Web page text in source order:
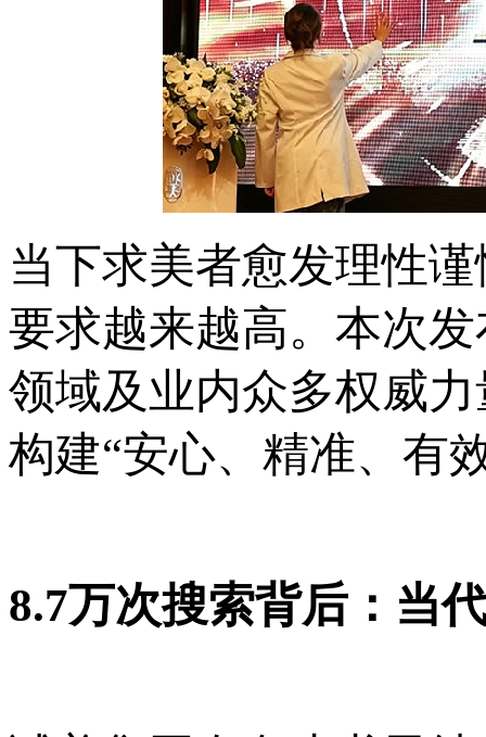
当下求美者愈发理性
要求越来越高。本次
领域及业内众多权威
构建“安心、精准、有
8.7万次搜索背后：当